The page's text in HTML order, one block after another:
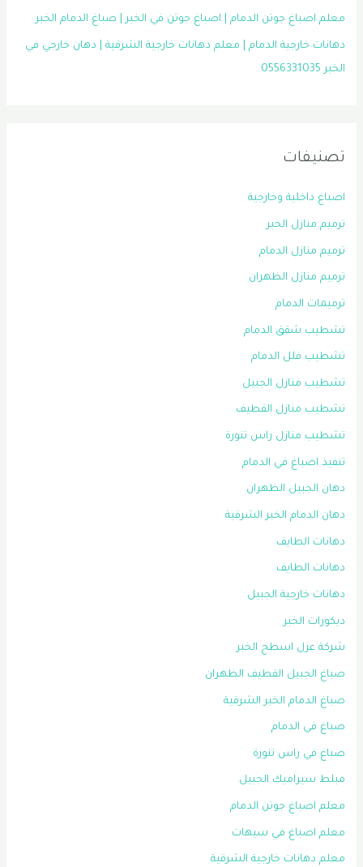
معلم اصباغ جوتن الدمام | اصباغ جوتن في الخبر | صباغ الدمام الخبر
دهانات خارجية الدمام | معلم دهانات خارجية الشرقية | دهان خارجي في
الخبر 0556331035
تصنيفات
اصباغ داخلية وخارجية
ترميم منازل الخبر
ترميم منازل الدمام
ترميم منازل الظهران
ترميمات الدمام
تشطيب شقق الدمام
تشطيب فلل الدمام
تشطيب منازل الجبيل
تشطيب منازل القطيف
تشطيب منازل راس تنورة
تنفيذ اصباغ في الدمام
دهان الجبيل الظهران
دهان الدمام الخبر الشرقية
دهانات الطايف
دهانات الطايف
دهانات خارجية الجبيل
ديكورات الخبر
شركة عزل اسطح الخبر
صباغ الجبيل القطيف الظهران
صباغ الدمام الخبر الشرقية
صباغ في الدمام
صباغ في راس تنورة
مبلط سيراميك الجبيل
معلم اصباغ جوتن الدمام
معلم اصباغ في سيهات
معلم دهانات خارجية الشرقية